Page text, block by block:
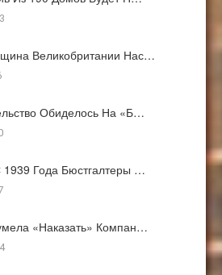
Великобритании Нас…
Обиделось На «Б…
Года Бюстгалтеры …
«наказать» Компан…